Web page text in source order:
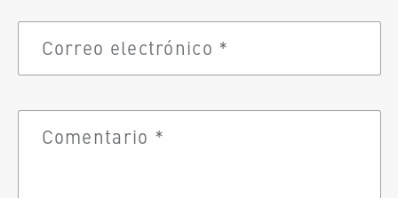
Correo electrónico *
Comentario *